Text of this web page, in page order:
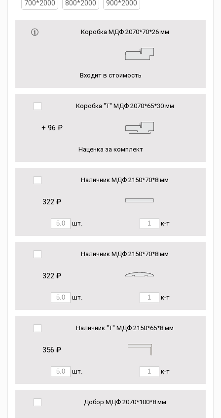
700*2000 800*2000 900*2000
Коробка МДФ 2070*70*26 мм
Входит в стоимость
Коробка "Т" МДФ 2070*65*30 мм
+ 96 ₽
Наценка за комплект
Наличник МДФ 2150*70*8 мм
322 ₽
шт. к-т
Наличник МДФ 2150*70*8 мм
322 ₽
шт. к-т
Наличник "Т" МДФ 2150*65*8 мм
356 ₽
шт. к-т
Добор МДФ 2070*100*8 мм